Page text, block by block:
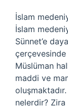
İslam
İslam
Sünnet’e
Müslüman
maddi ve
nelerdir? Zira